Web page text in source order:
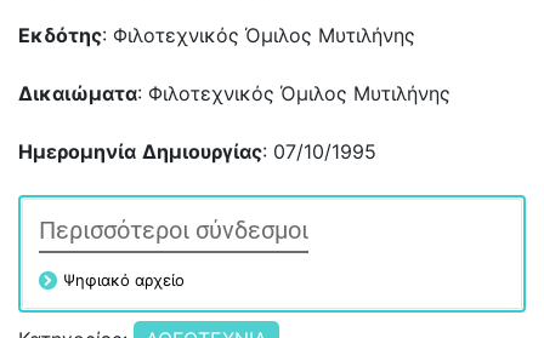
Εκδότης: Φιλοτεχνικός Όμιλος Μυτιλήνης
Δικαιώματα: Φιλοτεχνικός Όμιλος Μυτιλήνης
Ημερομηνία Δημιουργίας: 07/10/1995
Περισσότεροι σύνδεσμοι
Ψηφιακό αρχείο